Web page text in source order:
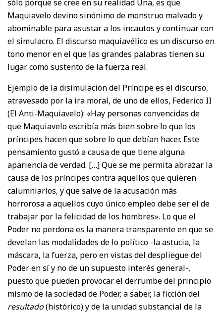
sólo porque se cree en su realidad Una, es que
Maquiavelo devino sinónimo de monstruo malvado y
abominable para asustar a los incautos y continuar con
el simulacro. El discurso maquiavélico es un discurso en
tono menor en el que las grandes palabras tienen su
lugar como sustento de la fuerza real.
Ejemplo de la disimulación del Príncipe es el discurso,
atravesado por la ira moral, de uno de ellos, Federico II
(El Anti-Maquiavelo): «Hay personas convencidas de
que Maquiavelo escribía más bien sobre lo que los
príncipes hacen que sobre lo que debían hacer. Este
pensamiento gustó a causa de que tiene alguna
apariencia de verdad. […] Que se me permita abrazar la
causa de los príncipes contra aquellos que quieren
calumniarlos, y que salve de la acusación más
horrorosa a aquellos cuyo único empleo debe ser el de
trabajar por la felicidad de los hombres». Lo que el
Poder no perdona es la manera transparente en que se
develan las modalidades de lo político -la astucia, la
máscara, la fuerza, pero en vistas del despliegue del
Poder en sí y no de un supuesto interés general-,
puesto que pueden provocar el derrumbe del principio
mismo de la sociedad de Poder, a saber, la ficción del
resultado(histórico) y de la unidad substancial de la